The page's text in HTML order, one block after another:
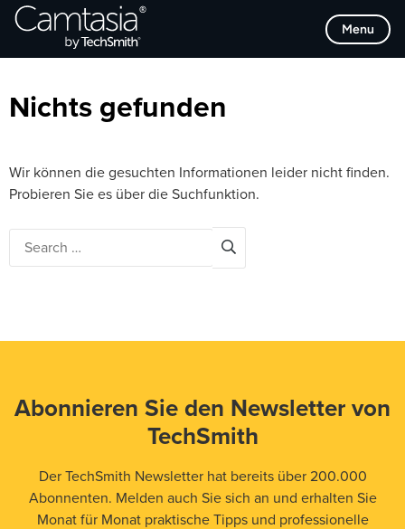
Direkt
zum
Menu
Browse Categories
Nichts gefunden
Wir können die gesuchten Informationen leider nicht finden.
Probieren Sie es über die Suchfunktion.
Abonnieren Sie den Newsletter von
TechSmith
Der TechSmith Newsletter hat bereits über 200.000
Abonnenten. Melden auch Sie sich an und erhalten Sie
Monat für Monat praktische Tipps und professionelle